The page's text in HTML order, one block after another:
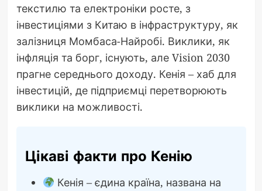
текстилю та електроніки росте, з
інвестиціями з Китаю в інфраструктуру, як
залізниця Момбаса-Найробі. Виклики, як
інфляція та борг, існують, але Vision 2030
прагне середнього доходу. Кенія – хаб для
інвестицій, де підприємці перетворюють
виклики на можливості.
Цікаві факти про Кенію
Кенія – єдина країна, названа на